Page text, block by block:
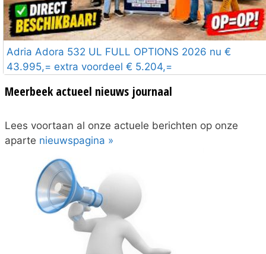
Adria Adora 532 UL FULL OPTIONS 2026 nu €
43.995,= extra voordeel € 5.204,=
Meerbeek actueel nieuws journaal
Lees voortaan al onze actuele berichten op onze
aparte nieuwspagina »